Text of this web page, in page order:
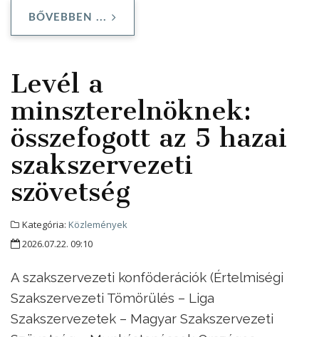
BŐVEBBEN ...
Levél a
minszterelnöknek:
összefogott az 5 hazai
szakszervezeti
szövetség
Kategória: Közlemények
2026.07.22. 09:10
A szakszervezeti konföderációk (Értelmiségi
Szakszervezeti Tömörülés – Liga
Szakszervezetek – Magyar Szakszervezeti